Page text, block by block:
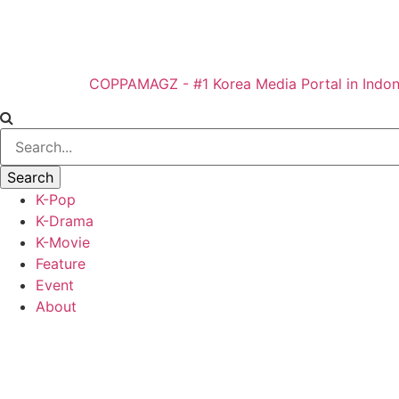
COPPAMAGZ - #1 Korea Media Portal in
K-Pop
K-Drama
K-Movie
Feature
Event
About